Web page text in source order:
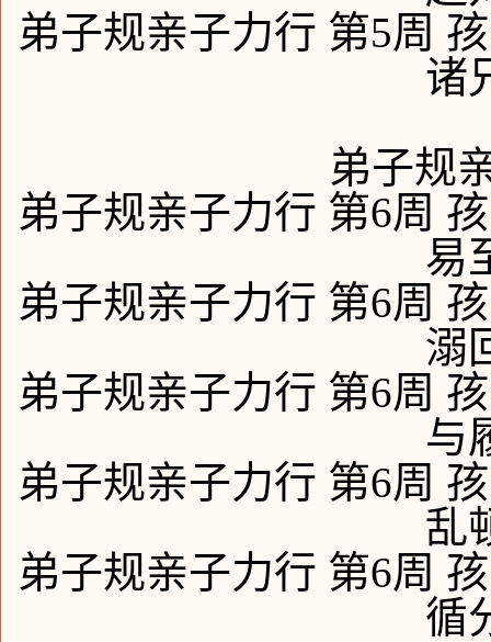
弟子规亲子力行 第5周
诸
弟子规
弟子规亲子力行 第6周
易
弟子规亲子力行 第6周
溺
弟子规亲子力行 第6周
与
弟子规亲子力行 第6周
乱
弟子规亲子力行 第6周
循